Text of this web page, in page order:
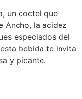
un coctel que
Ancho, la acidez
especiados del
bebida te invita
y picante.